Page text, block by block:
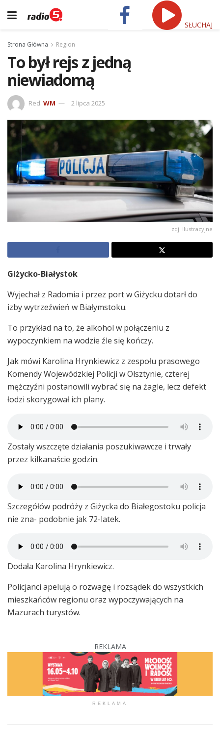
SŁUCHAJ
Strona Główna Region
To był rejs z jedną
niewiadomą
Red. WM 2 lipca 2025
zdj. ilustracyjne
Giżycko-Białystok
Wyjechał z Radomia i przez port w Giżycku dotarł do
izby wytrzeźwień w Białymstoku.
To przykład na to, że alkohol w połączeniu z
wypoczynkiem na wodzie źle się kończy.
Jak mówi Karolina Hrynkiewicz z zespołu prasowego
Komendy Wojewódzkiej Policji w Olsztynie, czterej
mężczyźni postanowili wybrać się na żagle, lecz defekt
łodzi skorygował ich plany.
Zostały wszczęte działania poszukiwawcze i trwały
przez kilkanaście godzin.
Szczegółów podróży z Giżycka do Białegostoku policja
nie zna- podobnie jak 72-latek.
Dodała Karolina Hrynkiewicz.
Policjanci apelują o rozwagę i rozsądek do wszystkich
mieszkańców regionu oraz wypoczywających na
Mazurach turystów.
REKLAMA
REKLAMA